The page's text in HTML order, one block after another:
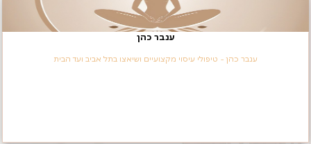
ענבר כהן
ענבר כהן - טיפולי עיסוי מקצועיים ושיאצו בתל אביב ועד הבית